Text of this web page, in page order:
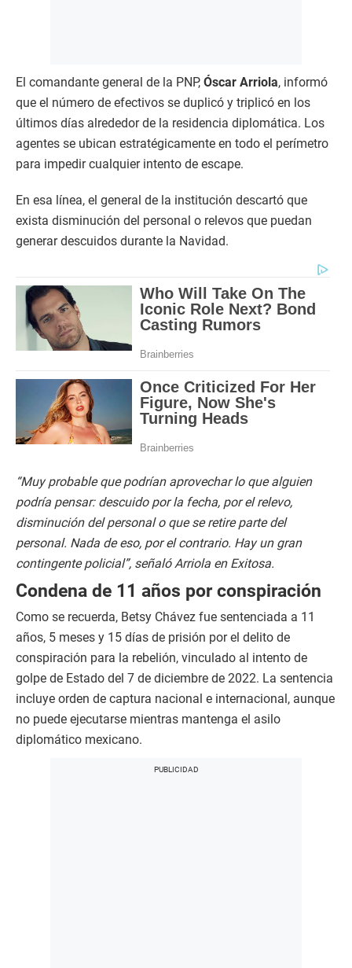
El comandante general de la PNP, Óscar Arriola, informó
que el número de efectivos se duplicó y triplicó en los
últimos días alrededor de la residencia diplomática. Los
agentes se ubican estratégicamente en todo el perímetro
para impedir cualquier intento de escape.​
En esa línea, el general de la institución descartó que
exista disminución del personal o relevos que puedan
generar descuidos durante la Navidad.
“Muy probable que podrían aprovechar lo que alguien
podría pensar: descuido por la fecha, por el relevo,
disminución del personal o que se retire parte del
personal. Nada de eso, por el contrario. Hay un gran
contingente policial”, señaló Arriola en Exitosa.
Condena de 11 años por conspiración
Como se recuerda, Betsy Chávez fue sentenciada a 11
años, 5 meses y 15 días de prisión por el delito de
conspiración para la rebelión, vinculado al intento de
golpe de Estado del 7 de diciembre de 2022. La sentencia
incluye orden de captura nacional e internacional, aunque
no puede ejecutarse mientras mantenga el asilo
diplomático mexicano.​